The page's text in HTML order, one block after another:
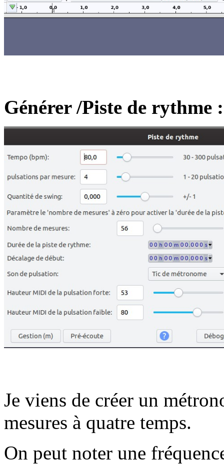
Générer /Piste de rythme :
Je viens de créer un
mesures à quatre temps.
On peut noter une